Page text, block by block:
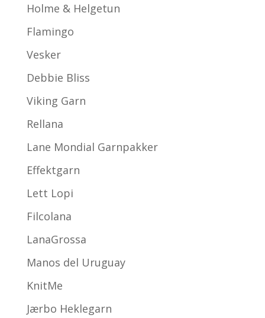
Holme & Helgetun
Flamingo
Vesker
Debbie Bliss
Viking Garn
Rellana
Lane Mondial Garnpakker
Effektgarn
Lett Lopi
Filcolana
LanaGrossa
Manos del Uruguay
KnitMe
Jærbo Heklegarn